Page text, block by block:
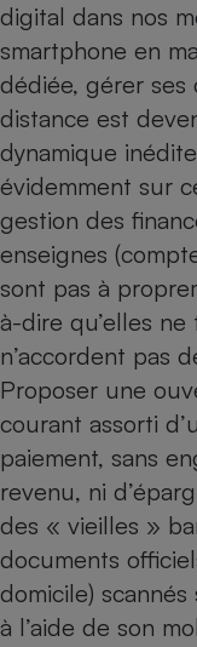
digital dans nos
smartphone en
dédiée, gérer ses
distance est
dynamique
évidemment sur
gestion des
enseignes (
sont pas à
à-dire qu’elles
n’accordent pas
Proposer une
courant assorti
paiement, sans
revenu, ni
des « vieilles »
documents
domicile)
à l’aide de son